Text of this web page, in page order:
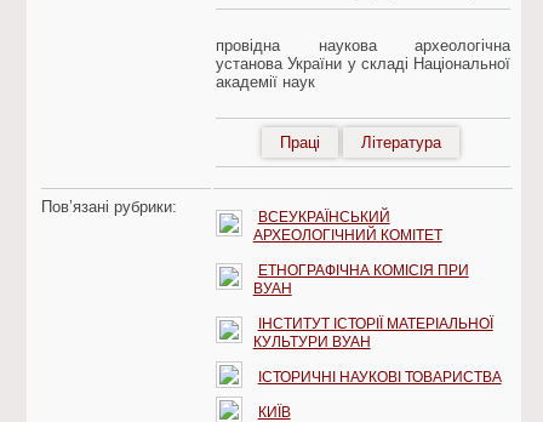
провідна наукова археологічна
установа України у складі Національної
академії наук
Праці Література
Пов’язані рубрики:
ВСЕУКРАЇНСЬКИЙ
АРХЕОЛОГІЧНИЙ КОМІТЕТ
ЕТНОГРАФІЧНА КОМІСІЯ ПРИ
ВУАН
ІНСТИТУТ ІСТОРІЇ МАТЕРІАЛЬНОЇ
КУЛЬТУРИ ВУАН
ІСТОРИЧНІ НАУКОВІ ТОВАРИСТВА
КИЇВ